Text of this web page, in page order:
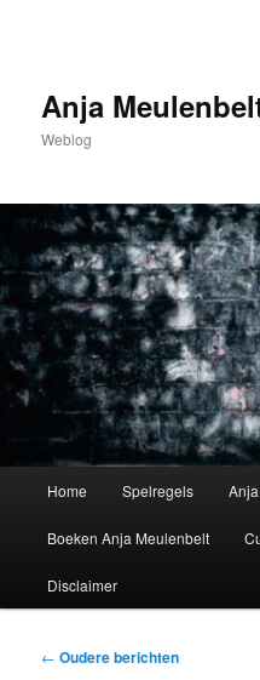
inhoud
inhoudAnja
Weblog
Home Spelregels
Boeken Anja Meulenbelt
Disclaimer
Bericht
← Oudere berichten